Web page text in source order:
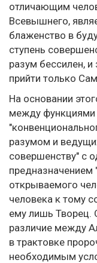
отличающим
Всевышнего,
блаженство в
ступень
разум бессилен,
прийти только
На основании
между функциями
разумом и
совершенству" с
предназначением
открываемого
человека к тому
ему лишь Творец.
различие между
в трактовке
необходимым